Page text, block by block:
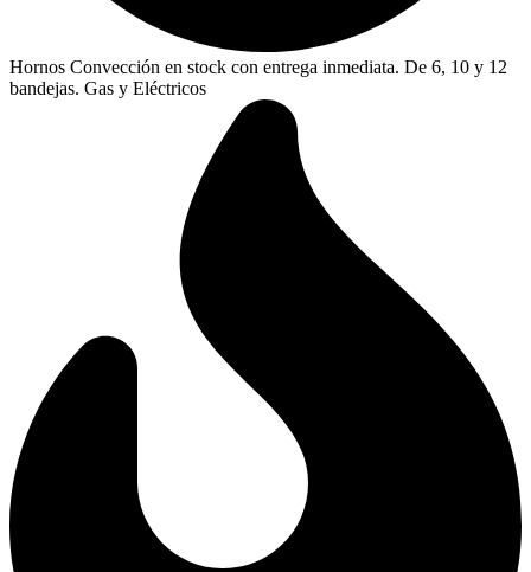
Hornos Convección en stock con entrega inmediata. De 6, 10 y 12
bandejas. Gas y Eléctricos